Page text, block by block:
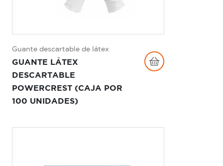
Guante descartable de látex
GUANTE LÁTEX
DESCARTABLE
POWERCREST (CAJA POR
100 UNIDADES)